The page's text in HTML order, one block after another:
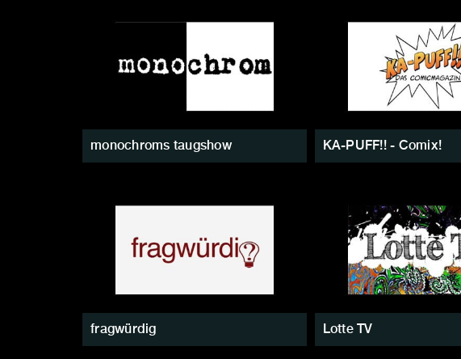
monochroms taugshow KA-PUFF!! - Comix!
fragwürdig Lotte TV